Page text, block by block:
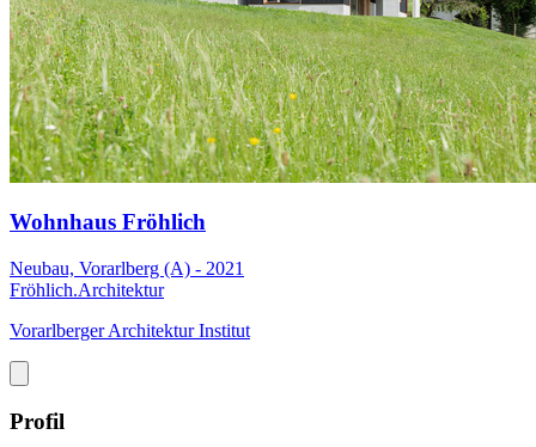
Wohnhaus Fröhlich
Neubau, Vorarlberg (A) - 2021
Fröhlich.Architektur
Vorarlberger Architektur Institut
Profil